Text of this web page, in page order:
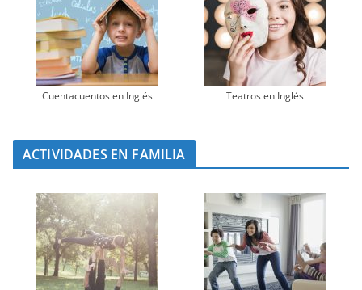
Cuentacuentos en Inglés Teatros en Inglés
ACTIVIDADES EN FAMILIA